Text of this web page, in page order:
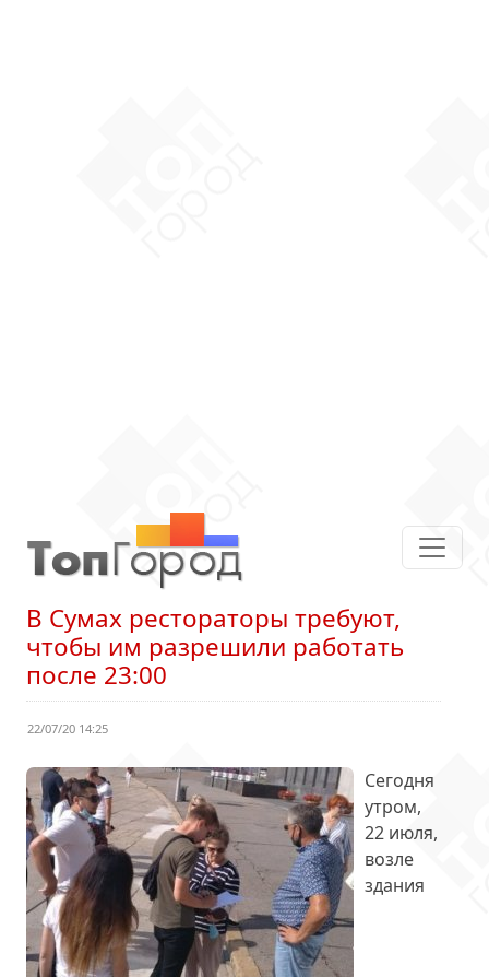
В Сумах рестораторы требуют,
чтобы им разрешили работать
после 23:00
22/07/20 14:25
Сегодня
утром,
22 июля,
возле
здания